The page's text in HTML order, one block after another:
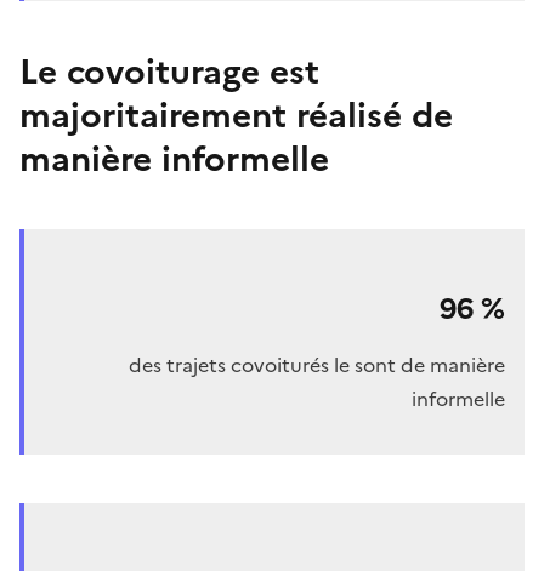
Le covoiturage est
majoritairement réalisé de
manière informelle
96%
des trajets covoiturés le sont de manière
informelle